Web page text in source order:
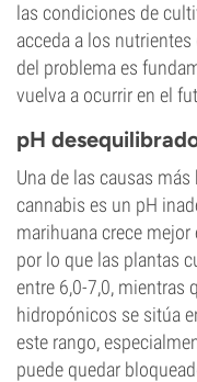
las condiciones de
acceda a los
del problema es
vuelva a ocurrir en el
pH
Una de las causas
cannabis es un pH
marihuana crece
por lo que las plantas
entre 6,0-7,0, mientras
hidropónicos se sitúa
este rango,
puede quedar